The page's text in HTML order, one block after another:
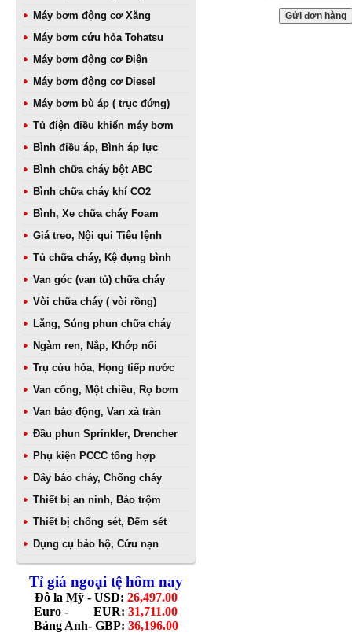
Máy bơm động cơ Xăng
Máy bơm cứu hỏa Tohatsu
Máy bơm động cơ Điện
Máy bơm động cơ Diesel
Máy bơm bù áp ( trục đứng)
Tủ điện điều khiển máy bơm
Bình điều áp, Bình áp lực
Bình chữa cháy bột ABC
Bình chữa cháy khí CO2
Bình, Xe chữa cháy Foam
Giá treo, Nội qui Tiêu lệnh
Tủ chữa cháy, Kệ đựng bình
Van góc (van tủ) chữa cháy
Vòi chữa cháy ( vòi rồng)
Lăng, Súng phun chữa cháy
Ngàm ren, Nắp, Khớp nối
Trụ cứu hỏa, Họng tiếp nước
Van cổng, Một chiều, Rọ bơm
Van báo động, Van xả tràn
Đầu phun Sprinkler, Drencher
Phụ kiện PCCC tổng hợp
Dây báo cháy, Chống cháy
Thiết bị an ninh, Báo trộm
Thiết bị chống sét, Đếm sét
Dụng cụ bảo hộ, Cứu nạn
Tỉ giá ngoại tệ hôm nay
Đô la Mỹ - USD: 26,497.00
Euro - EUR: 31,711.00
Bảng Anh- GBP: 36,196.00